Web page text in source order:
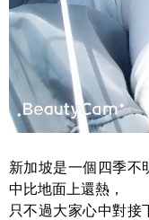
新加坡是一個四季不
中比地面上還熱，
只不過大家心中對接